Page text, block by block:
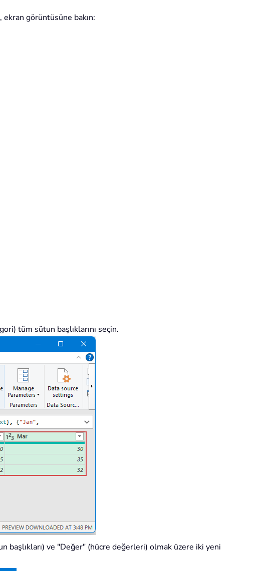
ekran görüntüsüne bakın:
tüm sütun başlıklarını seçin.
başlıkları) ve "Değer" (hücre değerleri) olmak üzere iki yeni